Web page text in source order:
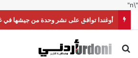
"\n"
أوغندا توافق على نشر وحدة من جيشها في
بحث عن